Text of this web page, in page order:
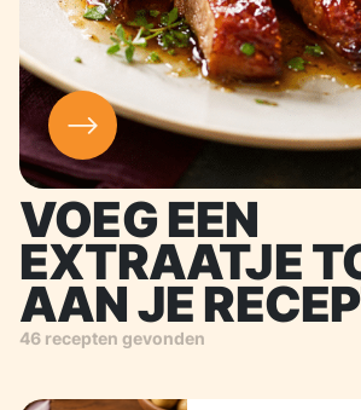
VOEG EEN
EXTRAATJE
AAN JE
46 recepten gevonden